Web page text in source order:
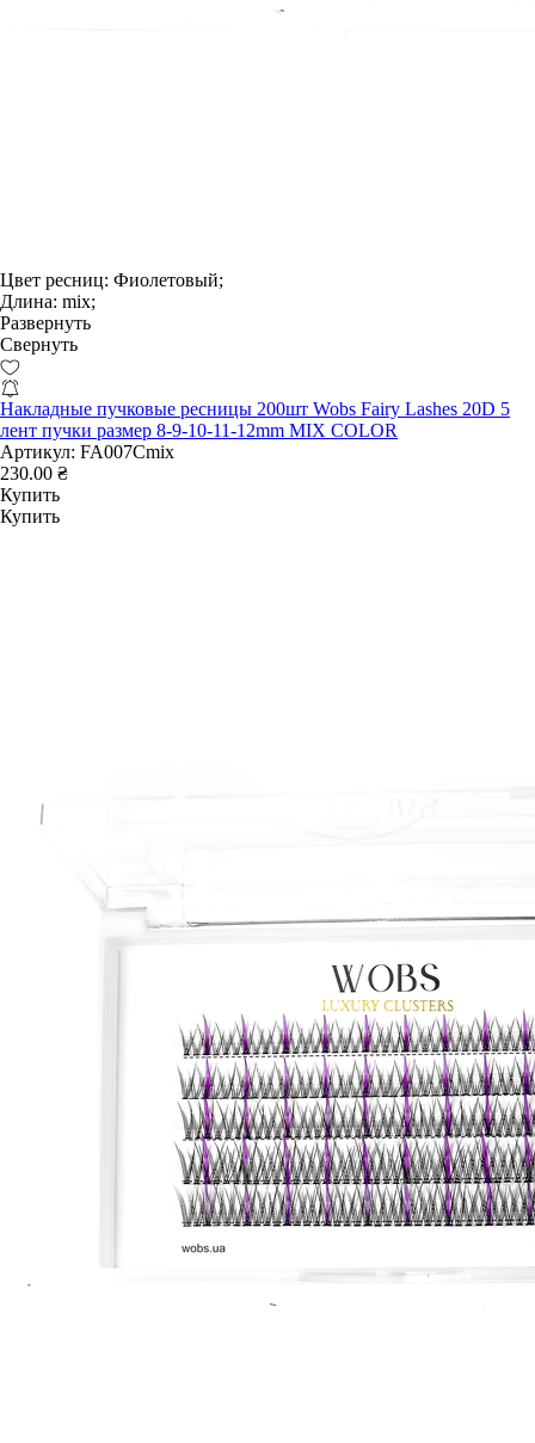
Цвет ресниц: Фиолетовый;
Длина: mix;
Развернуть
Свернуть
Накладные пучковые ресницы 200шт Wobs Fairy Lashes 20D 5
лент пучки размер 8-9-10-11-12mm MIX COLOR
Артикул: FA007Сmix
230.00 ₴
Купить
Купить